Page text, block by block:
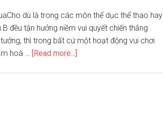
dù là trong các môn thể dục thể thao hay
đều tận hưởng niềm vui quyết chiến thắng
thì trong bất cứ một hoạt động vui chơi
hoà … [Read more...]